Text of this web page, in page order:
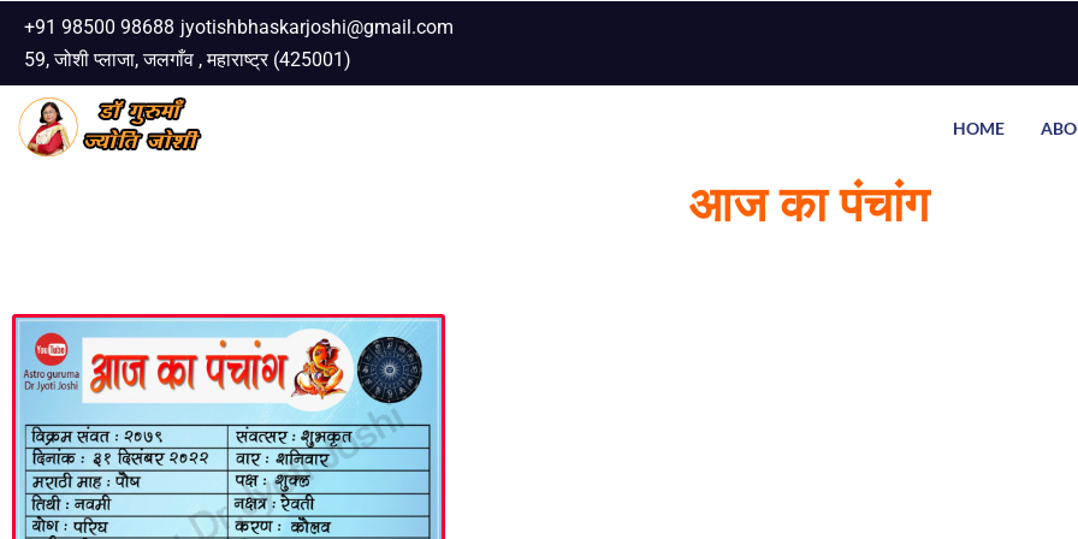
Skip
to
content
+91 98500 98688 jyotishbhaskarjoshi@gmail.com
59, जोशी प्लाजा, जलगाँव , महाराष्ट्र (425001)
HOME
आज का पंचांग